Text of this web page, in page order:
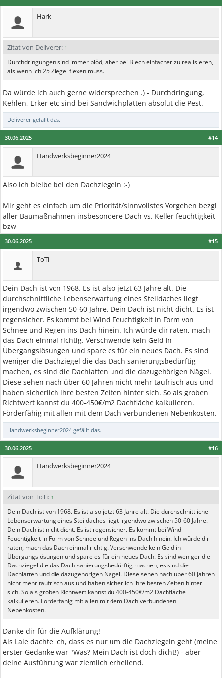
Hark
Zitat von Deliverer: ↑
Durchdringungen sind immer blöd, aber bei Blech einfacher zu realisieren,
als wenn ich 25 Ziegel flexen muss.
Da würde ich auch gerne widersprechen .) - Durchdringung,
Kehlen, Erker etc sind bei Sandwichplatten absolut die Pest.
Deliverer gefällt das.
#14
30.06.2025
Handwerksbeginner2024
Also ich bleibe bei den Dachziegeln :-)
Mir geht es einfach um die Priorität/sinnvollstes Vorgehen bezgl
aller Baumaßnahmen insbesondere Dach vs. Keller feuchtigkeit
bzw
#15
30.06.2025
ToTi
Dein Dach ist von 1968. Es ist also jetzt 63 Jahre alt. Die
durchschnittliche Lebenserwartung eines Steildaches liegt
irgendwo zwischen 50-60 Jahre. Dein Dach ist nicht dicht. Es ist
regensicher. Es kommt bei Wind Feuchtigkeit in Form von
Schnee und Regen ins Dach hinein. Ich würde dir raten, mach
das Dach einmal richtig. Verschwende kein Geld in
Übergangslösungen und spare es für ein neues Dach. Es sind
weniger die Dachziegel die das Dach sanierungsbedürftig
machen, es sind die Dachlatten und die dazugehörigen Nägel.
Diese sehen nach über 60 Jahren nicht mehr taufrisch aus und
haben sicherlich ihre besten Zeiten hinter sich. So als groben
Richtwert kannst du 400-450€/m2 Dachfläche kalkulieren.
Förderfähig mit allen mit dem Dach verbundenen Nebenkosten.
Handwerksbeginner2024 gefällt das.
#16
30.06.2025
Handwerksbeginner2024
Zitat von ToTi: ↑
Dein Dach ist von 1968. Es ist also jetzt 63 Jahre alt. Die durchschnittliche
Lebenserwartung eines Steildaches liegt irgendwo zwischen 50-60 Jahre.
Dein Dach ist nicht dicht. Es ist regensicher. Es kommt bei Wind
Feuchtigkeit in Form von Schnee und Regen ins Dach hinein. Ich würde dir
raten, mach das Dach einmal richtig. Verschwende kein Geld in
Übergangslösungen und spare es für ein neues Dach. Es sind weniger die
Dachziegel die das Dach sanierungsbedürftig machen, es sind die
Dachlatten und die dazugehörigen Nägel. Diese sehen nach über 60 Jahren
nicht mehr taufrisch aus und haben sicherlich ihre besten Zeiten hinter
sich. So als groben Richtwert kannst du 400-450€/m2 Dachfläche
kalkulieren. Förderfähig mit allen mit dem Dach verbundenen
Nebenkosten.
Danke dir für die Aufklärung!
Als Laie dachte ich, dass es nur um die Dachziegeln geht (meine
erster Gedanke war "Was? Mein Dach ist doch dicht!) - aber
deine Ausführung war ziemlich erhellend.